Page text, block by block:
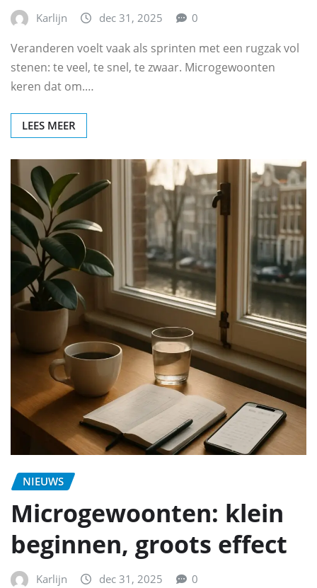
Karlijn dec 31, 2025 0
Veranderen voelt vaak als sprinten met een rugzak vol
stenen: te veel, te snel, te zwaar. Microgewoonten
keren dat om.…
LEES MEER
NIEUWS
Microgewoonten: klein
beginnen, groots effect
Karlijn dec 31, 2025 0